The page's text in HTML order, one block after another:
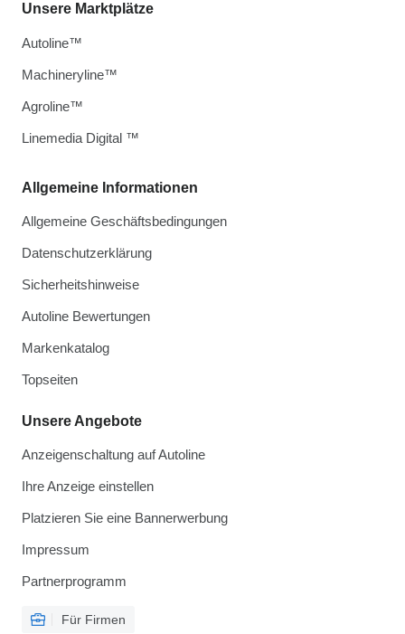
Allgemeine Informationen
Allgemeine Geschäftsbedingungen
Datenschutzerklärung
Sicherheitshinweise
Autoline Bewertungen
Markenkatalog
Topseiten
Unsere Angebote
Anzeigenschaltung auf Autoline
Ihre Anzeige einstellen
Platzieren Sie eine Bannerwerbung
Impressum
Partnerprogramm
Für Firmen
Unsere Marktplätze
Autoline™
Machineryline™
Agroline™
Linemedia Digital ™